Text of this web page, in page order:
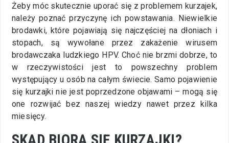
Żeby móc skutecznie uporać się z problemem kurzajek,
należy poznać przyczynę ich powstawania. Niewielkie
brodawki, które pojawiają się najczęściej na dłoniach i
stopach, są wywołane przez zakażenie wirusem
brodawczaka ludzkiego HPV. Choć nie brzmi dobrze, to
w rzeczywistości jest to powszechny problem
występujący u osób na całym świecie. Samo pojawienie
się kurzajki nie jest poprzedzone objawami – mogą się
one rozwijać bez naszej wiedzy nawet przez kilka
miesięcy.